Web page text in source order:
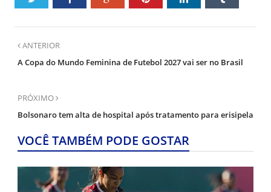
ANTERIOR
A Copa do Mundo Feminina de Futebol 2027 vai ser no Brasil
PRÓXIMO
Bolsonaro tem alta de hospital após tratamento para erisipela
VOCÊ TAMBÉM PODE GOSTAR